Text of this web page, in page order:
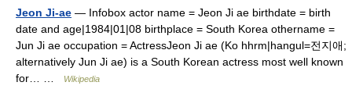
Jeon Ji-ae — Infobox actor name = Jeon Ji ae birthdate = birth
date and age|1984|01|08 birthplace = South Korea othername =
Jun Ji ae occupation = ActressJeon Ji ae (Ko hhrm|hangul=전지애;
alternatively Jun Ji ae) is a South Korean actress most well known
for… …
Wikipedia